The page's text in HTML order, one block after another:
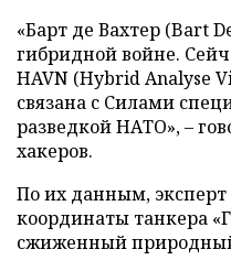
«Барт де Вахтер (Bart
гибридной войне.
HAVN (Hybrid Analyse
связана с Силами
разведкой НАТО», –
хакеров.
По их данным,
координаты танкера
сжиженный